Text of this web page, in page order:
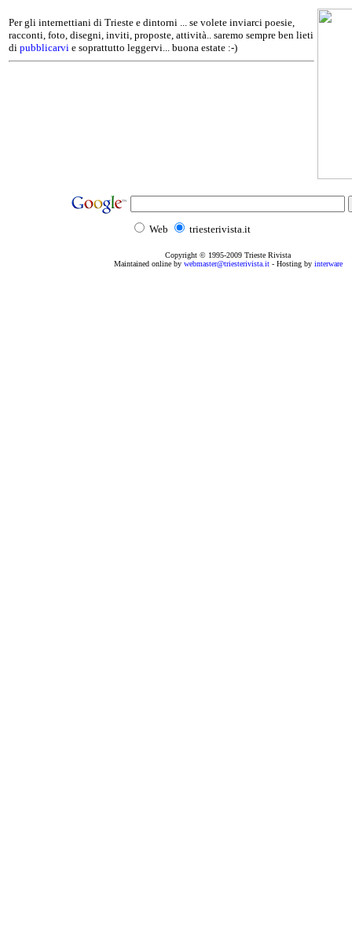
Per gli internettiani di Trieste e dintorni ... se volete inviarci poesie,
racconti, foto, disegni, inviti, proposte, attività.. saremo sempre ben lieti
di pubblicarvi e soprattutto leggervi... buona estate :-)
Web triesterivista.it
Copyright © 1995-2009 Trieste Rivista
Maintained online by webmaster@triesterivista.it- Hosting by interware